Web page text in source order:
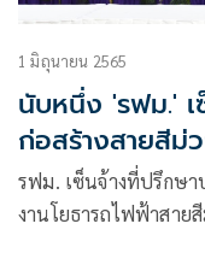
1 มิถุนายน 2565
นับหนึ่ง 'รฟม.' เ
ก่อสร้างสายสีม่
ราษฎร์บูรณะ’
รฟม. เซ็นจ้างที่ปรึกษา
งานโยธารถไฟฟ้าสาย